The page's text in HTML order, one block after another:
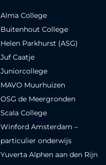
Alma College
Buitenhout College
Helen Parkhurst (ASG)
Juf Caatje
Juniorcollege
MAVO Muurhuizen
OSG de Meergronden
Scala College
Winford Amsterdam –
particulier onderwijs
Yuverta Alphen aan den Rijn